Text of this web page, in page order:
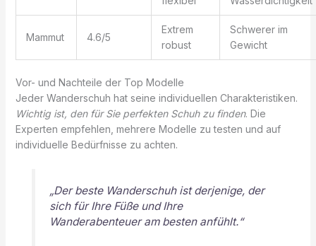
Mammut 4.6/5
Extrem
robust
Schwerer im
Gewicht
Vor- und Nachteile der Top Modelle
Jeder Wanderschuh hat seine individuellen Charakteristiken.
Wichtig ist, den für Sie perfekten Schuh zu finden. Die
Experten empfehlen, mehrere Modelle zu testen und auf
individuelle Bedürfnisse zu achten.
„Der beste Wanderschuh ist derjenige, der
sich für Ihre Füße und Ihre
Wanderabenteuer am besten anfühlt.“